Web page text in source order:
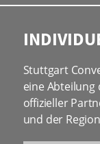
Stuttgart
eine
offizieller
und der Region